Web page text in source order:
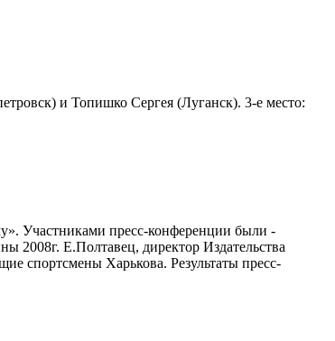
и Топишко Сергея (Луганск). 3-е место:
Участниками пресс-конференции были -
Е.Полтавец, директор Издательства
спортсмены Харькова. Результаты пресс-